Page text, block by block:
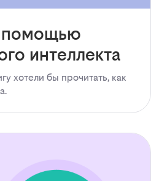
помощью
интеллекта
хотели бы прочитать, как